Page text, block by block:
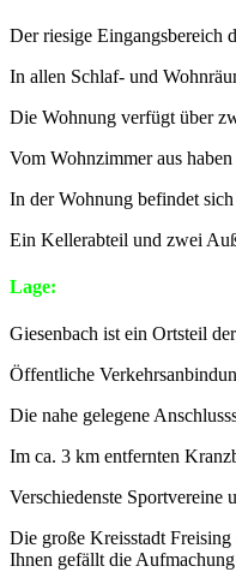
Der riesige Eingangsbereich
In allen Schlaf- und
Die Wohnung verfügt über
Vom Wohnzimmer aus
In der Wohnung befindet
Ein Kellerabteil und zwei
Lage:
Giesenbach ist ein Ortsteil
Öffentliche
Die nahe gelegene
Im ca. 3 km entfernten
Verschiedenste Sportvereine
Die große Kreisstadt
Ihnen gefällt die